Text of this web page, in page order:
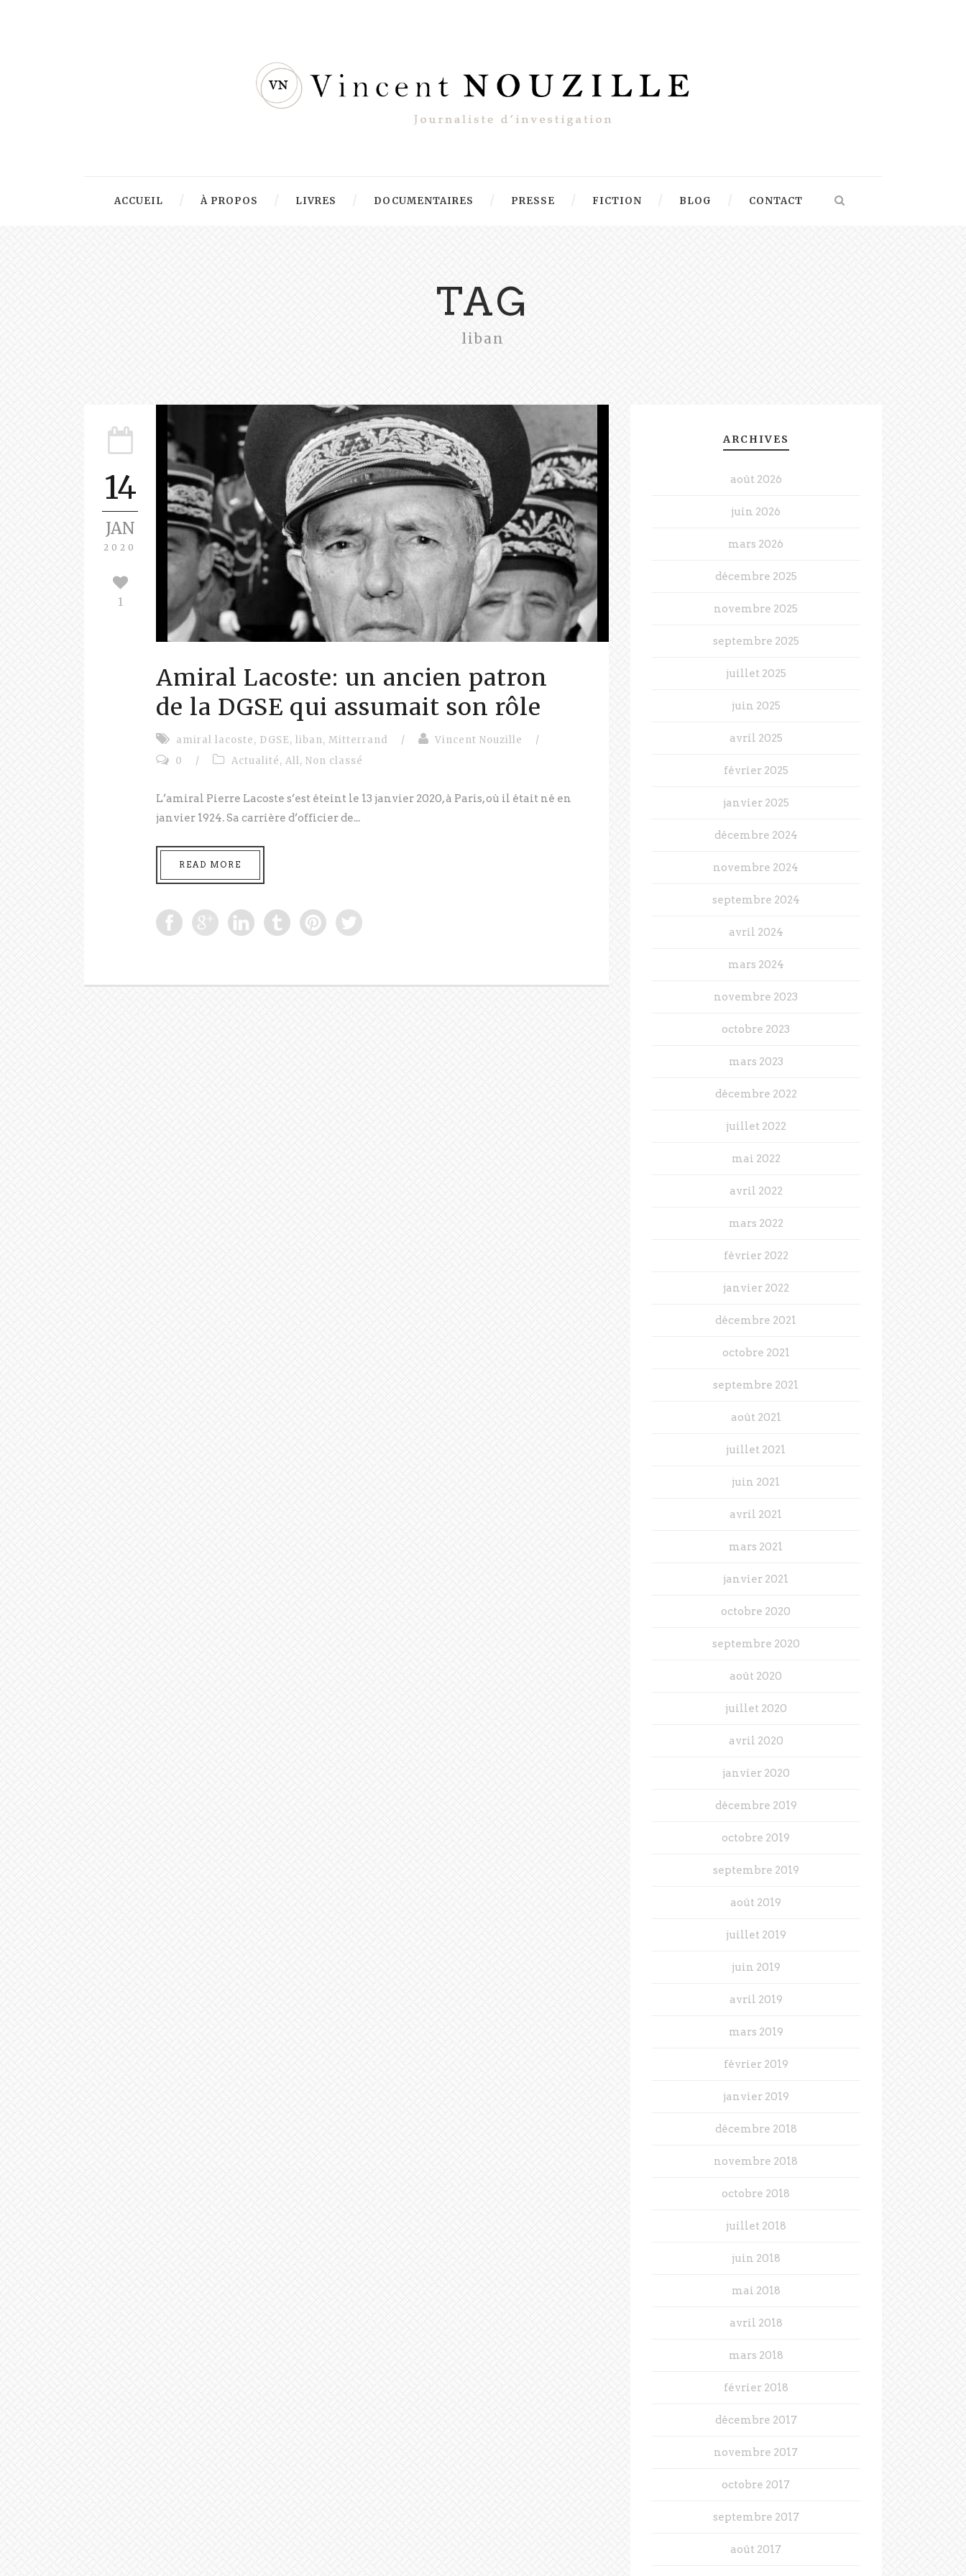
ACCUEIL À PROPOS LIVRES DOCUMENTAIRES PRESSE FICTION BLOG CONTACT
TAG
liban
14
JAN
2020
1
Amiral Lacoste: un ancien patron
de la DGSE qui assumait son rôle
amiral lacoste, DGSE, liban, Mitterrand / Vincent Nouzille
/
0
/ Actualité, All, Non classé
L’amiral Pierre Lacoste s’est éteint le 13 janvier 2020, à Paris, où il était né en
janvier 1924. Sa carrière d’officier de...
READ MORE
ARCHIVES
août 2026
juin 2026
mars 2026
décembre 2025
novembre 2025
septembre 2025
juillet 2025
juin 2025
avril 2025
février 2025
janvier 2025
décembre 2024
novembre 2024
septembre 2024
avril 2024
mars 2024
novembre 2023
octobre 2023
mars 2023
décembre 2022
juillet 2022
mai 2022
avril 2022
mars 2022
février 2022
janvier 2022
décembre 2021
octobre 2021
septembre 2021
août 2021
juillet 2021
juin 2021
avril 2021
mars 2021
janvier 2021
octobre 2020
septembre 2020
août 2020
juillet 2020
avril 2020
janvier 2020
décembre 2019
octobre 2019
septembre 2019
août 2019
juillet 2019
juin 2019
avril 2019
mars 2019
février 2019
janvier 2019
décembre 2018
novembre 2018
octobre 2018
juillet 2018
juin 2018
mai 2018
avril 2018
mars 2018
février 2018
décembre 2017
novembre 2017
octobre 2017
septembre 2017
août 2017